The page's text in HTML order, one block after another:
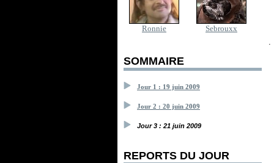
Ronnie Sebrouxx
SOMMAIRE
Jour 1 : 19 juin 2009
Jour 2 : 20 juin 2009
Jour 3 : 21 juin 2009
REPORTS DU JOUR
.